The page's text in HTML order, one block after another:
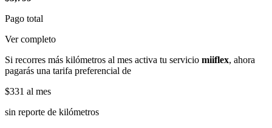
Pago total
Ver completo
Si recorres más kilómetros al mes activa tu servicio miiflex, ahora
pagarás una tarifa preferencial de
$331 al mes
sin reporte de kilómetros